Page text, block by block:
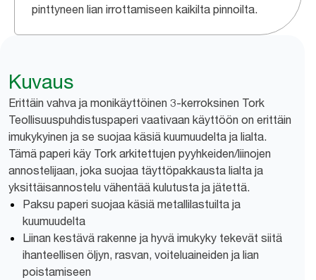
pinttyneen lian irrottamiseen kaikilta pinnoilta.
Kuvaus
Erittäin vahva ja monikäyttöinen 3-kerroksinen Tork
Teollisuuspuhdistuspaperi vaativaan käyttöön on erittäin
imukykyinen ja se suojaa käsiä kuumuudelta ja lialta.
Tämä paperi käy Tork arkitettujen pyyhkeiden/liinojen
annostelijaan, joka suojaa täyttöpakkausta lialta ja
yksittäisannostelu vähentää kulutusta ja jätettä.
Paksu paperi suojaa käsiä metallilastuilta ja
kuumuudelta
Liinan kestävä rakenne ja hyvä imukyky tekevät siitä
ihanteellisen öljyn, rasvan, voiteluaineiden ja lian
poistamiseen